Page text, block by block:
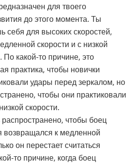
для твоего
до этого момента. Ты
себя для высоких скоростей,
скорости и с низкой
По какой-то причине, это
практика, чтобы новички
удары перед зеркалом, но
чтобы они практиковали
скорости.
чтобы боец
возвращался к медленной
он перестает считаться
то причине, когда боец